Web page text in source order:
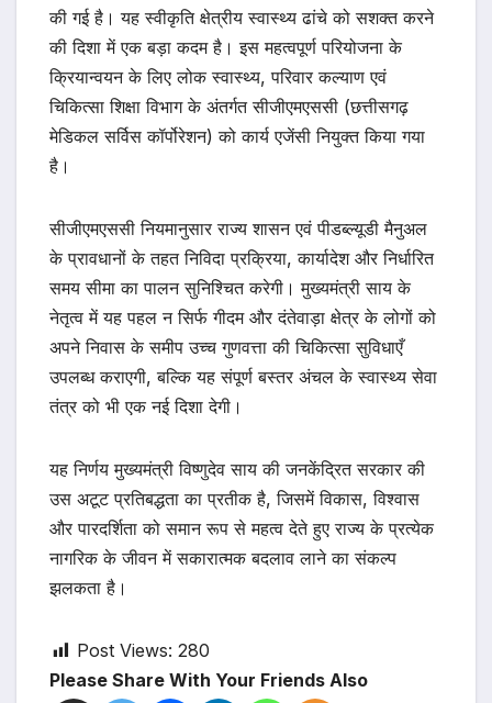
की गई है। यह स्वीकृति क्षेत्रीय स्वास्थ्य ढांचे को सशक्त करने
की दिशा में एक बड़ा कदम है। इस महत्वपूर्ण परियोजना के
क्रियान्वयन के लिए लोक स्वास्थ्य, परिवार कल्याण एवं
चिकित्सा शिक्षा विभाग के अंतर्गत सीजीएमएससी (छत्तीसगढ़
मेडिकल सर्विस कॉर्पोरेशन) को कार्य एजेंसी नियुक्त किया गया
है।
सीजीएमएससी नियमानुसार राज्य शासन एवं पीडब्ल्यूडी मैनुअल
के प्रावधानों के तहत निविदा प्रक्रिया, कार्यादेश और निर्धारित
समय सीमा का पालन सुनिश्चित करेगी। मुख्यमंत्री साय के
नेतृत्व में यह पहल न सिर्फ गीदम और दंतेवाड़ा क्षेत्र के लोगों को
अपने निवास के समीप उच्च गुणवत्ता की चिकित्सा सुविधाएँ
उपलब्ध कराएगी, बल्कि यह संपूर्ण बस्तर अंचल के स्वास्थ्य सेवा
तंत्र को भी एक नई दिशा देगी।
यह निर्णय मुख्यमंत्री विष्णुदेव साय की जनकेंद्रित सरकार की
उस अटूट प्रतिबद्धता का प्रतीक है, जिसमें विकास, विश्वास
और पारदर्शिता को समान रूप से महत्व देते हुए राज्य के प्रत्येक
नागरिक के जीवन में सकारात्मक बदलाव लाने का संकल्प
झलकता है।
Post Views: 280
Please Share With Your Friends Also